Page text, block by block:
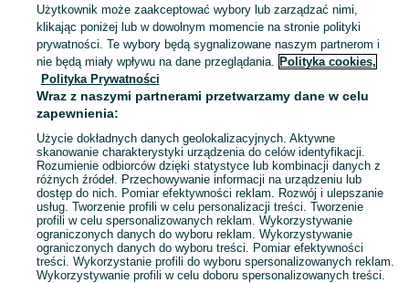
Szeroki wybór trampek damskich Kielce ▶️ canvas, skórzane, wysokie i niskie ✅ Nowe i używane w dobrych cenach ✌ Znajdź ogłoszenia na OLX.pl! Zobacz
Mapa kategorii
Mapa miejscowości
Mapa ministron
Użytkownik może zaakceptować wybory lub zarządzać nimi,
klikając poniżej lub w dowolnym momencie na stronie polityki
prywatności. Te wybory będą sygnalizowane naszym partnerom i
nie będą miały wpływu na dane przeglądania. Polityka cookies,
Polityka Prywatności
Wraz z naszymi partnerami przetwarzamy dane w celu
zapewnienia:
Użycie dokładnych danych geolokalizacyjnych. Aktywne
skanowanie charakterystyki urządzenia do celów identyfikacji.
Rozumienie odbiorców dzięki statystyce lub kombinacji danych z
różnych źródeł. Przechowywanie informacji na urządzeniu lub
dostęp do nich. Pomiar efektywności reklam. Rozwój i ulepszanie
usług. Tworzenie profili w celu personalizacji treści. Tworzenie
profili w celu spersonalizowanych reklam. Wykorzystywanie
ograniczonych danych do wyboru reklam. Wykorzystywanie
ograniczonych danych do wyboru treści. Pomiar efektywności
treści. Wykorzystanie profili do wyboru spersonalizowanych reklam.
Wykorzystywanie profili w celu doboru spersonalizowanych treści.